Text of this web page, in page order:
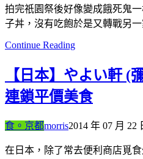
拍完祇園祭後好像變成餓死鬼
子丼，沒有吃飽於是又轉戰另
Continue Reading
【日本】やよい軒 (
連鎖平價美食
食。京都morris2014 年 07 月 22
在日本，除了常去便利商店覓